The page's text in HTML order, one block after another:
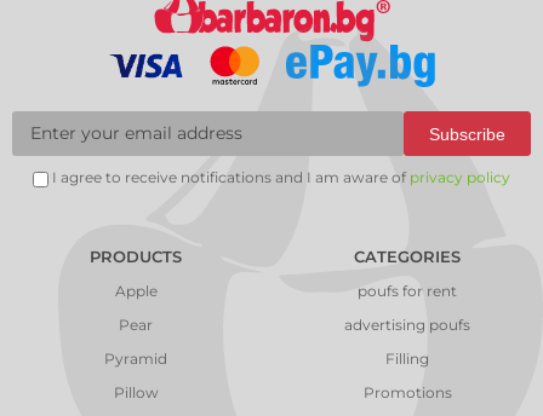
Subscribe
I agree to receive notifications and I am aware of privacy policy
PRODUCTS
Apple
Pear
Pyramid
Pillow
CATEGORIES
poufs for rent
advertising poufs
Filling
Promotions